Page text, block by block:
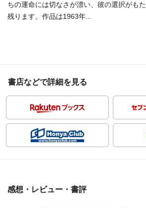
ちの運命には切なさが漂い、彼の選択がも
残ります。作品は1963年...
書店などで詳細を見る
感想・レビュー・書評